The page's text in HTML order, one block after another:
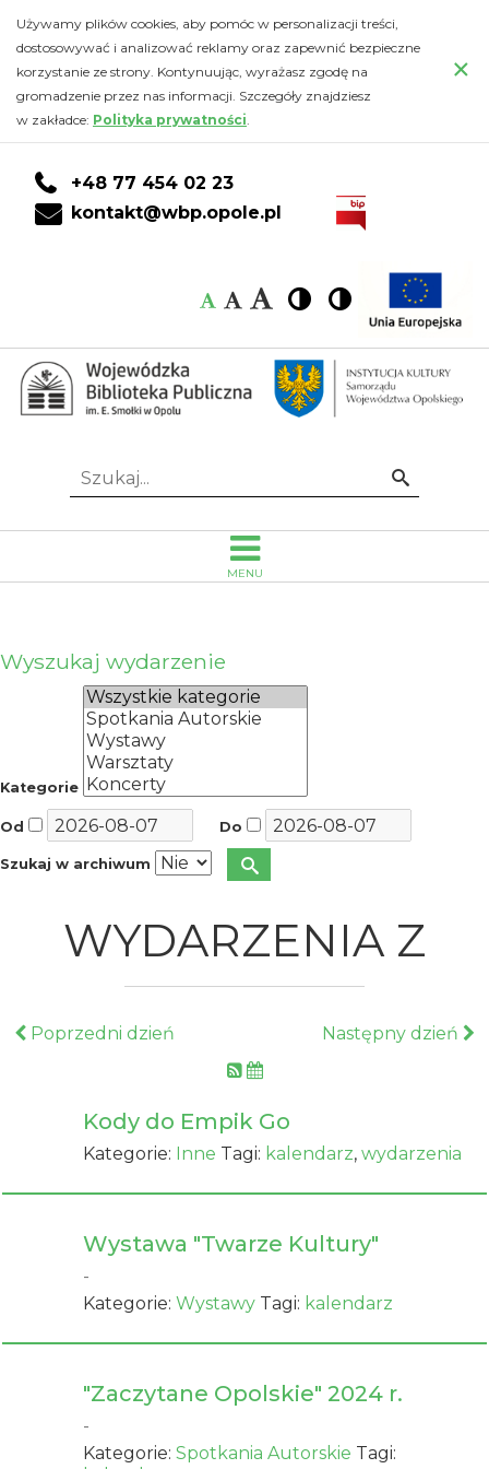
Kalendarz
Wojewódzka
Biblioteka
Publiczna
Emanuela
Smołki
w
Opolu
do
głównej
treści
DO
KONTA
CZYTELNIKA
DO
WYSZUKIWARKI
do
stopki
Używamy plików cookies, aby pomóc w personalizacji treści,
dostosowywać i analizować reklamy oraz zapewnić bezpieczne
korzystanie ze strony. Kontynuując, wyrażasz zgodę na
gromadzenie przez nas informacji. Szczegóły znajdziesz
w zakładce: Polityka prywatności.
×
+48 77 454 02 23
kontakt@wbp.opole.pl
Czcionka:
Czcionka
Czcionka
Czcionka
Wysoki
kontrast
Wysoki
kontrast
Idź
Szukaj...
MENU
Wyszukaj wydarzenie
Kategorie
Od Do
Szukaj w archiwum
WYDARZENIA Z
Poprzedni dzień Następny dzień
Kody do Empik Go
Kategorie: Inne Tagi: kalendarz,wydarzenia
Wystawa "Twarze Kultury"
-
Kategorie:Wystawy Tagi: kalendarz
"Zaczytane Opolskie" 2024 r.
-
Kategorie:Spotkania Autorskie Tagi: